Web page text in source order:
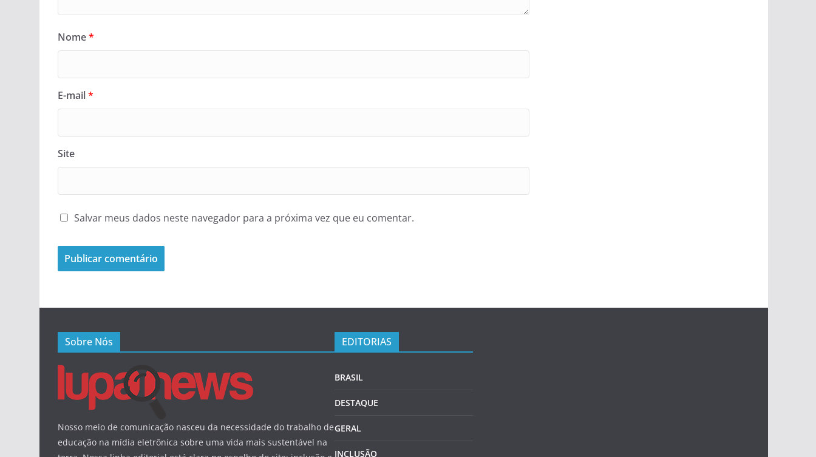
Nome*
E-mail*
Site
Salvar meus dados neste navegador para a próxima vez que eu comentar.
Sobre Nós
Nosso meio de comunicação nasceu da necessidade do trabalho de
educação na mídia eletrônica sobre uma vida mais sustentável na
EDITORIAS
BRASIL
DESTAQUE
GERAL
INCLUSÃO